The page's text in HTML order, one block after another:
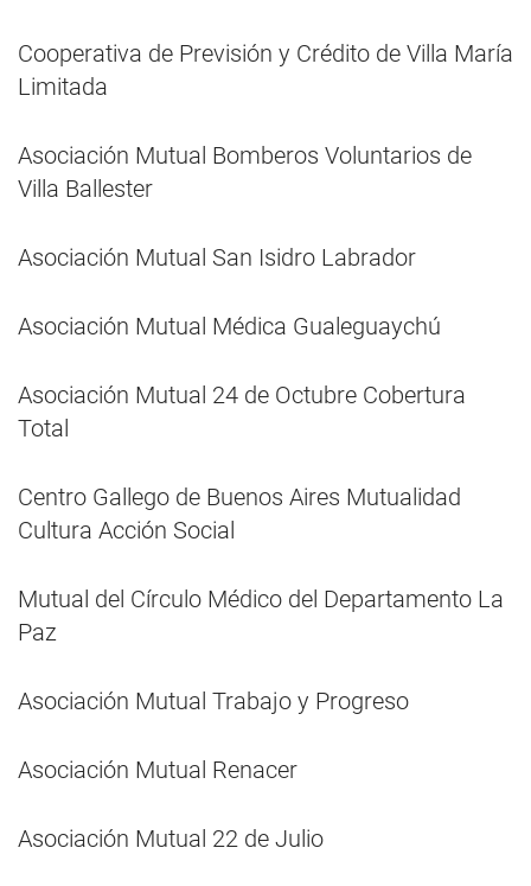
Cooperativa de Previsión y Crédito de Villa María
Limitada
Asociación Mutual Bomberos Voluntarios de
Villa Ballester
Asociación Mutual San Isidro Labrador
Asociación Mutual Médica Gualeguaychú
Asociación Mutual 24 de Octubre Cobertura
Total
Centro Gallego de Buenos Aires Mutualidad
Cultura Acción Social
Mutual del Círculo Médico del Departamento La
Paz
Asociación Mutual Trabajo y Progreso
Asociación Mutual Renacer
Asociación Mutual 22 de Julio